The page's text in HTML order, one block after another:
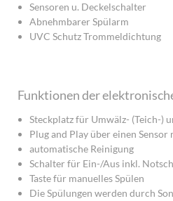
Sensoren u. Deckelschalter
Abnehmbarer Spülarm
UVC Schutz Trommeldichtung
Funktionen der
Steckplatz für Umwälz- (Teich-)
Plug and Play über einen
automatische Reinigung
Schalter für Ein-/Aus inkl.
Taste für manuelles Spülen
Die Spülungen werden durch